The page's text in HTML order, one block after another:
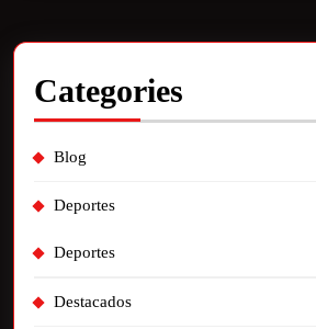
Categories
Blog
Deportes
Deportes
Destacados